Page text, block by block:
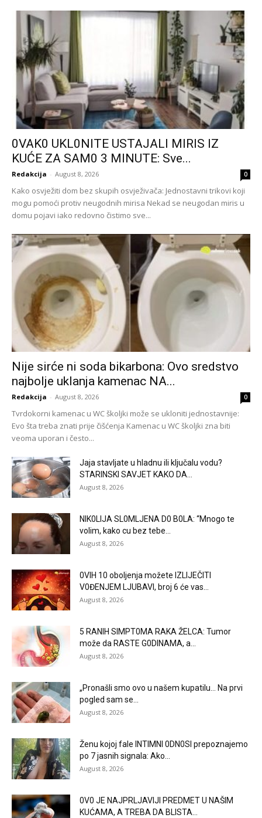
0VAK0 UKL0NlTE USTAJALl MIRIS IZ
KUĆE ZA SAM0 3 MINUTE: Sve...
Redakcija - August 8, 2026 0
Kako osvježiti dom bez skupih osvježivača: Jednostavni trikovi koji
mogu pomoći protiv neugodnih mirisa Nekad se neugodan miris u
domu pojavi iako redovno čistimo sve...
Nije sirće ni soda bikarbona: Ovo sredstvo
najbolje uklanja kamenac NA...
Redakcija - August 8, 2026 0
Tvrdokorni kamenac u WC školjki može se ukloniti jednostavnije:
Evo šta treba znati prije čišćenja Kamenac u WC školjki zna biti
veoma uporan i često...
Jaja stavljate u hladnu ili ključalu vodu?
STARINSKI SAVJET KAKO DA...
August 8, 2026
NlK0LlJA SL0MLJENA D0 B0LA: “Mnogo te
volim, kako cu bez tebe...
August 8, 2026
0VlH 10 oboljenja možete IZLIJEČITI
V0ĐENJEM LJUBAVI, broj 6 će vas...
August 8, 2026
5 RANlH SlMPT0MA RAKA ŽELCA: Tumor
može da RASTE G0DlNAMA, a...
August 8, 2026
„Pronašli smo ovo u našem kupatilu… Na prvi
pogled sam se...
August 8, 2026
Ženu kojoj fale lNTlMNl 0DN0Sl prepoznajemo
po 7 jasnih signala: Ako...
August 8, 2026
0V0 JE NAJPRLJAVlJl PREDMET U NAŠlM
KUĆAMA, A TREBA DA BLISTA...